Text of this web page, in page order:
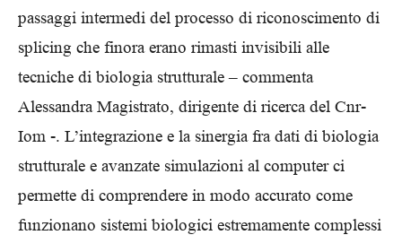
passaggi intermedi del processo di riconoscimento di
splicing che finora erano rimasti invisibili alle
tecniche di biologia strutturale – commenta
Alessandra Magistrato, dirigente di ricerca del Cnr-
Iom -. L’integrazione e la sinergia fra dati di biologia
strutturale e avanzate simulazioni al computer ci
permette di comprendere in modo accurato come
funzionano sistemi biologici estremamente complessi